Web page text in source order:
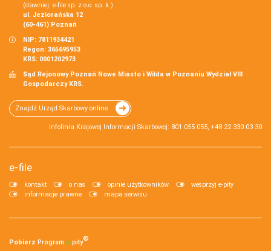
(dawniej: e-file sp. z o.o. sp. k.)
ul. Jeziorańska 12
(60-461) Poznań
NIP: 7811934421
Regon: 365695953
KRS: 0001202973
Sąd Rejonowy Poznań Nowe Miasto i Wilda w Poznaniu Wydział VIII
Gospodarczy KRS.
Znajdź Urząd Skarbowy online
Infolinia Krajowej Informacji Skarbowej: 801 055 055, +48 22 330 03 30
e-file
kontakt o nas opinie użytkowników
wesprzyj e-pity
informacje prawne
mapa serwisu
Pobierz Program e‑pity®